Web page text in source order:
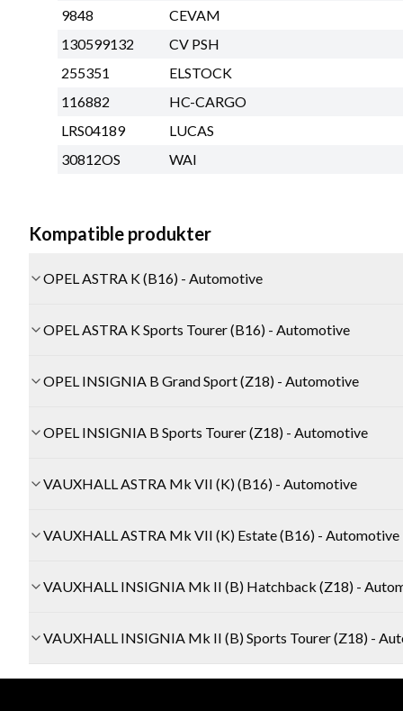
9848
CEVAM
130599132
CV PSH
255351
ELSTOCK
116882
HC-CARGO
LRS04189
LUCAS
30812OS
WAI
Kompatible produkter
OPEL ASTRA K (B16) - Automotive
OPEL ASTRA K Sports Tourer (B16) - Automotive
OPEL INSIGNIA B Grand Sport (Z18) - Automotive
OPEL INSIGNIA B Sports Tourer (Z18) - Automotive
VAUXHALL ASTRA Mk VII (K) (B16) - Automotive
VAUXHALL ASTRA Mk VII (K) Estate (B16) - Automotive
VAUXHALL INSIGNIA Mk II (B) Hatchback (Z18) -
VAUXHALL INSIGNIA Mk II (B) Sports Tourer (Z18) -